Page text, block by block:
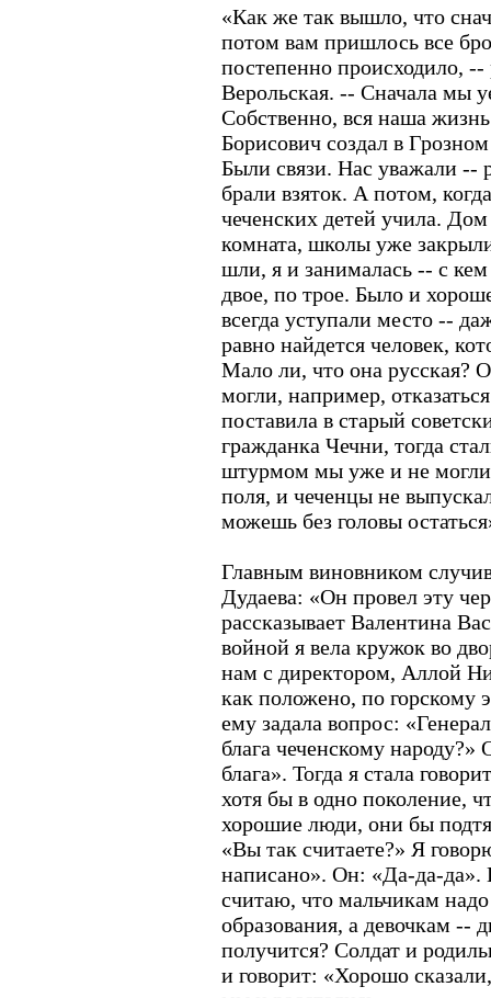
«Как же так вышло, что
потом вам пришлось все
постепенно происходило, --
Верольская. -- Сначала мы
Собственно, вся наша
Борисович создал в
Были связи. Нас уважали --
брали взяток. А потом,
чеченских детей учила.
комната, школы уже
шли, я и занималась -- с
двое, по трое. Было и
всегда уступали место --
равно найдется человек,
Мало ли, что она русская?
могли, например,
поставила в старый
гражданка Чечни, тогда
штурмом мы уже и не
поля, и чеченцы не
можешь без головы
Главным виновником
Дудаева: «Он провел эту
рассказывает Валентина
войной я вела кружок во
нам с директором, Аллой
как положено, по горскому
ему задала вопрос:
блага чеченскому
блага». Тогда я стала
хотя бы в одно поколение,
хорошие люди, они бы
«Вы так считаете?» Я
написано». Он: «Да-да-да».
считаю, что мальчикам надо
образования, а девочкам --
получится? Солдат и
и говорит: «Хорошо